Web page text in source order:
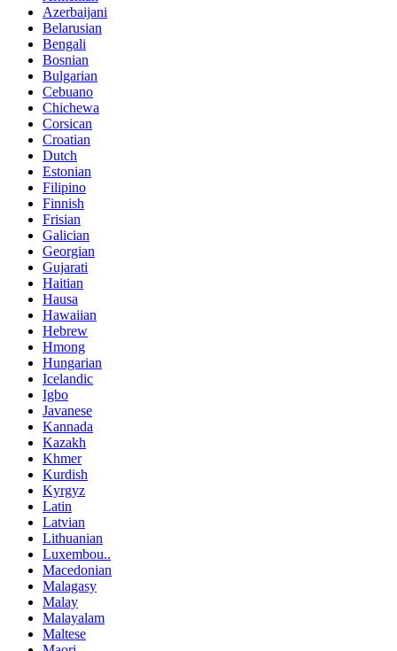
Azerbaijani
Belarusian
Bengali
Bosnian
Bulgarian
Cebuano
Chichewa
Corsican
Croatian
Dutch
Estonian
Filipino
Finnish
Frisian
Galician
Georgian
Gujarati
Haitian
Hausa
Hawaiian
Hebrew
Hmong
Hungarian
Icelandic
Igbo
Javanese
Kannada
Kazakh
Khmer
Kurdish
Kyrgyz
Latin
Latvian
Lithuanian
Luxembou..
Macedonian
Malagasy
Malay
Malayalam
Maltese